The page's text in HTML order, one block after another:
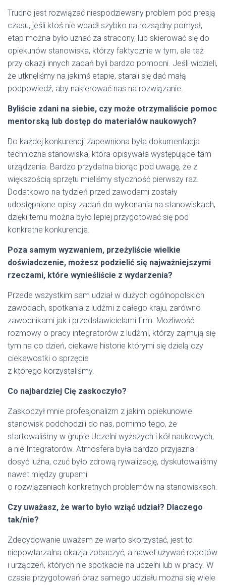
Trudno jest rozwiązać niespodziewany problem pod presją
czasu, jeśli ktoś nie wpadł szybko na rozsądny pomysł,
etap można było uznać za stracony, lub skierować się do
opiekunów stanowiska, którzy faktycznie w tym, ale też
przy okazji innych zadań byli bardzo pomocni. Jeśli widzieli,
że utknęliśmy na jakimś etapie, starali się dać małą
podpowiedź, aby nakierować nas na rozwiązanie.
Byliście zdani na siebie, czy może otrzymaliście pomoc
mentorską lub dostęp do materiałów naukowych?
Do każdej konkurencji zapewniona była dokumentacja
techniczna stanowiska, która opisywała występujące tam
urządzenia. Bardzo przydatna biorąc pod uwagę, że z
większością sprzętu mieliśmy styczność pierwszy raz.
Dodatkowo na tydzień przed zawodami zostały
udostępnione opisy zadań do wykonania na stanowiskach,
dzięki temu można było lepiej przygotować się pod
konkretne konkurencje.
Poza samym wyzwaniem, przeżyliście wielkie
doświadczenie, możesz podzielić się najważniejszymi
rzeczami, które wynieśliście z wydarzenia?
Przede wszystkim sam udział w dużych ogólnopolskich
zawodach, spotkania z ludźmi z całego kraju, zarówno
zawodnikami jak i przedstawicielami firm. Możliwość
rozmowy o pracy integratorów z ludźmi, którzy zajmują się
tym na co dzień, ciekawe historie którymi się dzielą czy
ciekawostki o sprzęcie
z którego korzystaliśmy.
Co najbardziej Cię zaskoczyło?
Zaskoczył mnie profesjonalizm z jakim opiekunowie
stanowisk podchodzili do nas, pomimo tego, że
startowaliśmy w grupie Uczelni wyższych i kół naukowych,
a nie Integratorów. Atmosfera była bardzo przyjazna i
dosyć luźna, czuć było zdrową rywalizację, dyskutowaliśmy
nawet między grupami
o rozwiązaniach konkretnych problemów na stanowiskach.
Czy uważasz, że warto było wziąć udział? Dlaczego
tak/nie?
Zdecydowanie uważam ze warto skorzystać, jest to
niepowtarzalna okazja zobaczyć, a nawet używać robotów
i urządzeń, których nie spotkacie na uczelni lub w pracy. W
czasie przygotowań oraz samego udziału można się wiele